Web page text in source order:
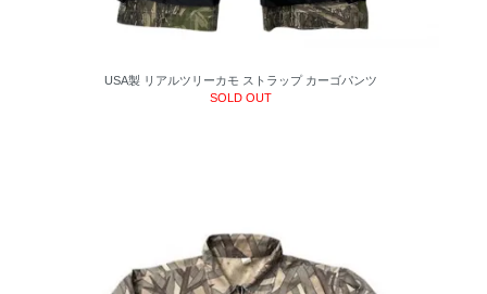
USA製 リアルツリーカモ ストラップ カーゴパンツ
SOLD OUT